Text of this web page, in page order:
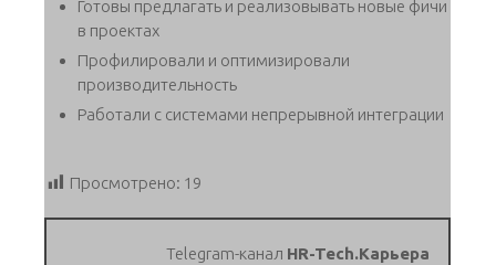
Готовы предлагать и реализовывать новые фичи
в проектах
Профилировали и оптимизировали
производительность
Работали с системами непрерывной интеграции
Просмотрено: 19
Telegram-канал HR-Tech.Карьера